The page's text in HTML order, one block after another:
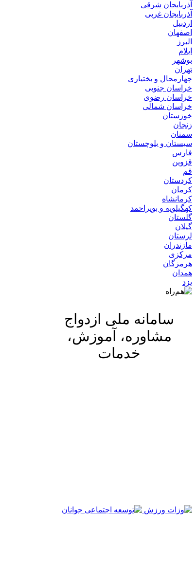
آذربایجان شرقی
آذربایجان غربی
اردبیل
اصفهان
البرز
ایلام
بوشهر
تهران
چهارمحال و بختیاری
خراسان جنوبی
خراسان رضوی
خراسان شمالی
خوزستان
زنجان
سمنان
سیستان و بلوچستان
فارس
قزوین
قم
کردستان
کرمان
کرمانشاه
کهگیلویه و بویراحمد
گلستان
گیلان
لرستان
مازندران
مرکزی
هرمزگان
همدان
یزد
سامانه ملی ازدواج
مشاوره، آموزش،
خدمات